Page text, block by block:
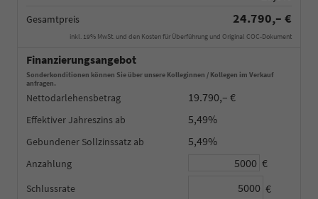
Gesamtpreis 24.790,– €
inkl. 19% MwSt. und den Kosten für Überführung und Original COC-Dokument
Finanzierungsangebot
Sonderkonditionen können Sie über unsere Kolleginnen / Kollegen im Verkauf
anfragen.
Nettodarlehensbetrag 19.790,– €
Effektiver Jahreszins 5,49%
Gebundener Sollzinssatz 5,49%
Anzahlung €
Schlussrate €